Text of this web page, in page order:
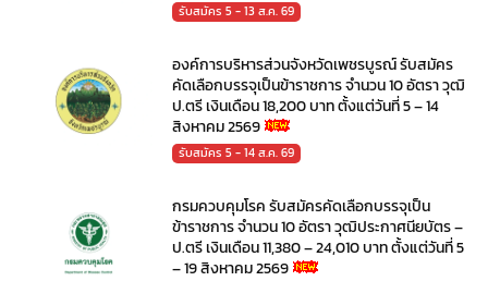
รับสมัคร 5 - 13 ส.ค. 69
องค์การบริหารส่วนจังหวัดเพชรบูรณ์ รับสมัคร
คัดเลือกบรรจุเป็นข้าราชการ จำนวน 10 อัตรา วุฒิ
ป.ตรี เงินเดือน 18,200 บาท ตั้งแต่วันที่ 5 – 14
สิงหาคม 2569
รับสมัคร 5 - 14 ส.ค. 69
กรมควบคุมโรค รับสมัครคัดเลือกบรรจุเป็น
ข้าราชการ จำนวน 10 อัตรา วุฒิประกาศนียบัตร –
ป.ตรี เงินเดือน 11,380 – 24,010 บาท ตั้งแต่วันที่ 5
– 19 สิงหาคม 2569